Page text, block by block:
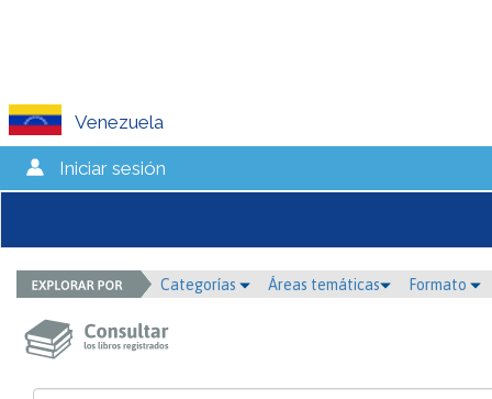
Venezuela
Iniciar sesión
Categorías Áreas temáticas Formato